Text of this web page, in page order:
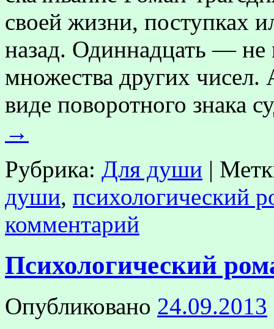
своей жизни, поступках
назад. Одиннадцать — не
множества других чисел.
виде поворотного
→
Рубрика: Для души |
души, психологический
комментарий
Психологический
Опубликовано 24.09.2013